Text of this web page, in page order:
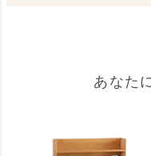
あなた